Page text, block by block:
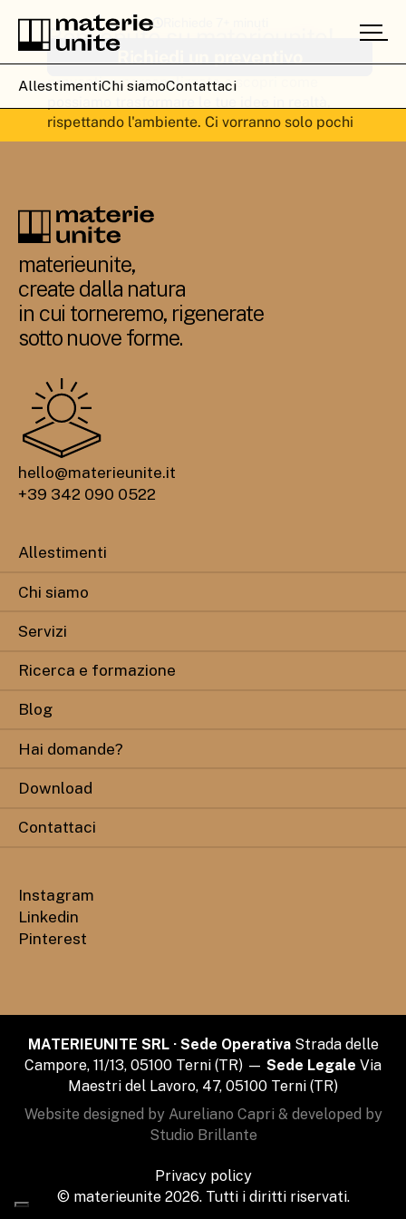
AllestimentiChi siamoContattaci
materieunite,
create dalla natura
in cui torneremo, rigenerate
sotto nuove forme.
hello@materieunite.it
+39 342 090 0522
Allestimenti
Chi siamo
Servizi
Ricerca e formazione
Blog
Hai domande?
Download
Contattaci
Instagram
Linkedin
Pinterest
MATERIEUNITE SRL · Sede OperativaStrada delle
Campore, 11/13, 05100 Terni (TR) — Sede Legale Via
Maestri del Lavoro, 47, 05100 Terni (TR)
Website designed by Aureliano Capri & developed by
Studio Brillante
Privacy policy
© materieunite 2026. Tutti i diritti riservati.